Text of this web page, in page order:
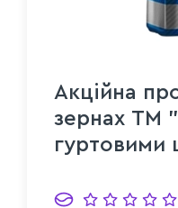
Акційна
зернах ТМ
гуртовими